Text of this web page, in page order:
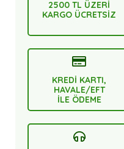
2500 TL ÜZERİ
KARGO ÜCRETSİZ
KREDİ KARTI,
HAVALE/EFT
İLE ÖDEME